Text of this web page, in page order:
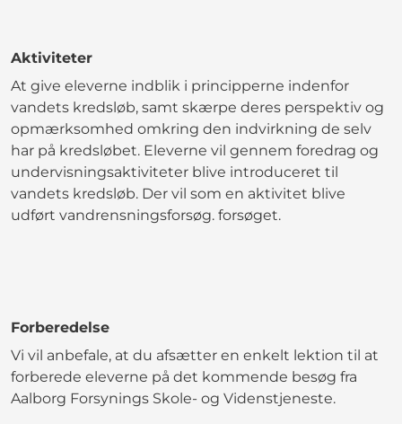
Aktiviteter
At give eleverne indblik i principperne indenfor
vandets kredsløb, samt skærpe deres perspektiv og
opmærksomhed omkring den indvirkning de selv
har på kredsløbet. Eleverne vil gennem foredrag og
undervisningsaktiviteter blive introduceret til
vandets kredsløb. Der vil som en aktivitet blive
udført vandrensningsforsøg. forsøget.
Forberedelse
Vi vil anbefale, at du afsætter en enkelt lektion til at
forberede eleverne på det kommende besøg fra
Aalborg Forsynings Skole- og Videnstjeneste.